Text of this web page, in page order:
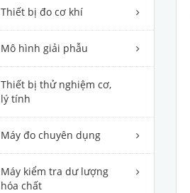
Thiết bị đo cơ khí
Mô hình giải phẫu
Thiết bị thử nghiệm cơ,
lý tính
Máy đo chuyên dụng
Máy kiểm tra dư lượng
hóa chất